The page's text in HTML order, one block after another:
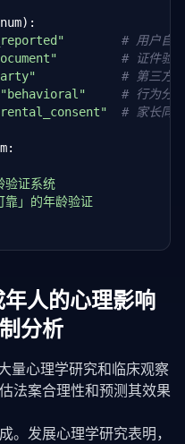
整合当前输入和历史记忆
本次交互存入长期记忆
: user_message,
# 用户自
# 证件验证
# 第三方
"behavioral"
# 行为分
# 家长同意
证系统
靠」的年龄验证
doc_verifier
= {}
dict) -> Tuple
人的心理影响
分析
量心理学研究和临床观察
法案合理性和预测其效果
。发展心理学研究表明，